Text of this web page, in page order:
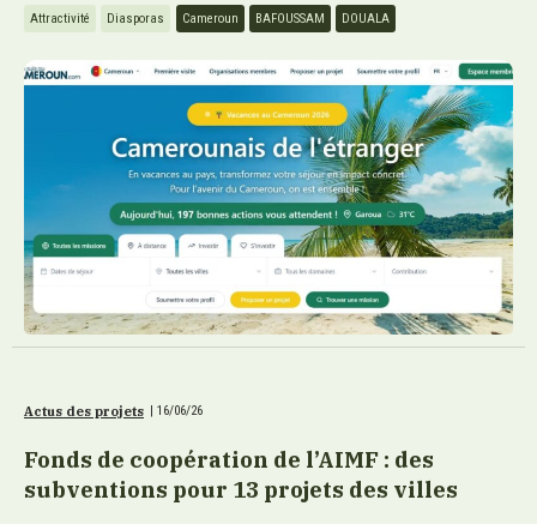
Attractivité Diasporas Cameroun BAFOUSSAM DOUALA
Actus des projets 16/06/26
Fonds de coopération de l’AIMF : des
subventions pour 13 projets des villes